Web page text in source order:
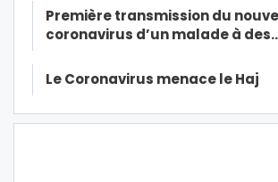
Première transmission du
coronavirus d’un malade à
Le Coronavirus menace le Haj